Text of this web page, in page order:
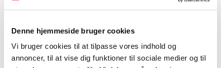
Denne hjemmeside bruger cookies
Vi bruger cookies til at tilpasse vores indhold og
annoncer, til at vise dig funktioner til sociale medier og til
bidrager, så du i pressede situationer ved hvilke
du måske skal trække lidt ekstra på. Omvendt
barrierepersonerne typisk (forsøger) at spænde